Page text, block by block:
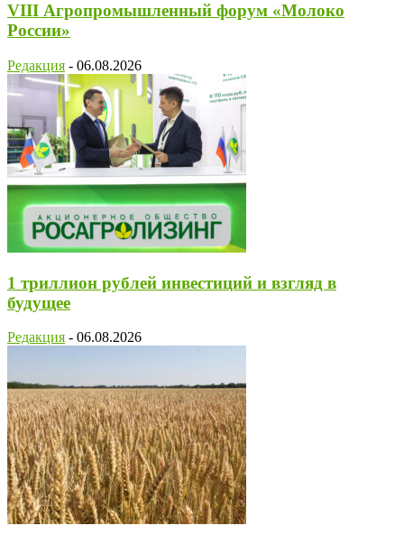
VIII Агропромышленный форум «Молоко
России»
Редакция - 06.08.2026
1 триллион рублей инвестиций и взгляд в
будущее
Редакция - 06.08.2026